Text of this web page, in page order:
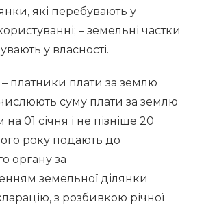
які перебувають у
– земельні частки
у власності.
платники плати за землю
суму плати за землю
01 січня і не пізніше 20
року подають до
органу за
земельної ділянки
з розбивкою річної